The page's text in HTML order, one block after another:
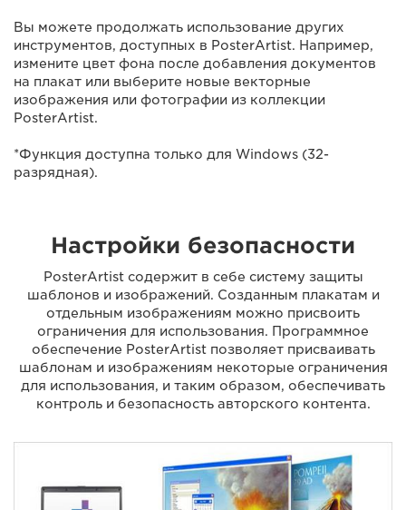
Вы можете продолжать использование других
инструментов, доступных в PosterArtist. Например,
измените цвет фона после добавления документов
на плакат или выберите новые векторные
изображения или фотографии из коллекции
PosterArtist.
*Функция доступна только для Windows (32-
разрядная).
Настройки безопасности
PosterArtist содержит в себе систему защиты
шаблонов и изображений. Созданным плакатам и
отдельным изображениям можно присвоить
ограничения для использования. Программное
обеспечение PosterArtist позволяет присваивать
шаблонам и изображениям некоторые ограничения
для использования, и таким образом, обеспечивать
контроль и безопасность авторского контента.